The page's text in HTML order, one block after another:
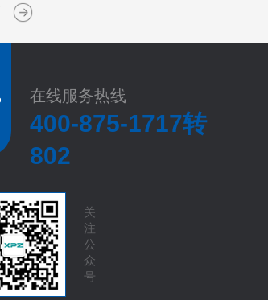
在线服务热线
400-875-1717转
802
关
注
公
众
号